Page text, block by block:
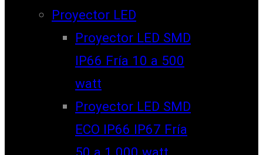
Proyector LED
Proyector LED SMD
IP66 Fría 10 a 500
watt
Proyector LED SMD
ECO IP66 IP67 Fría
50 a 1.000 watt